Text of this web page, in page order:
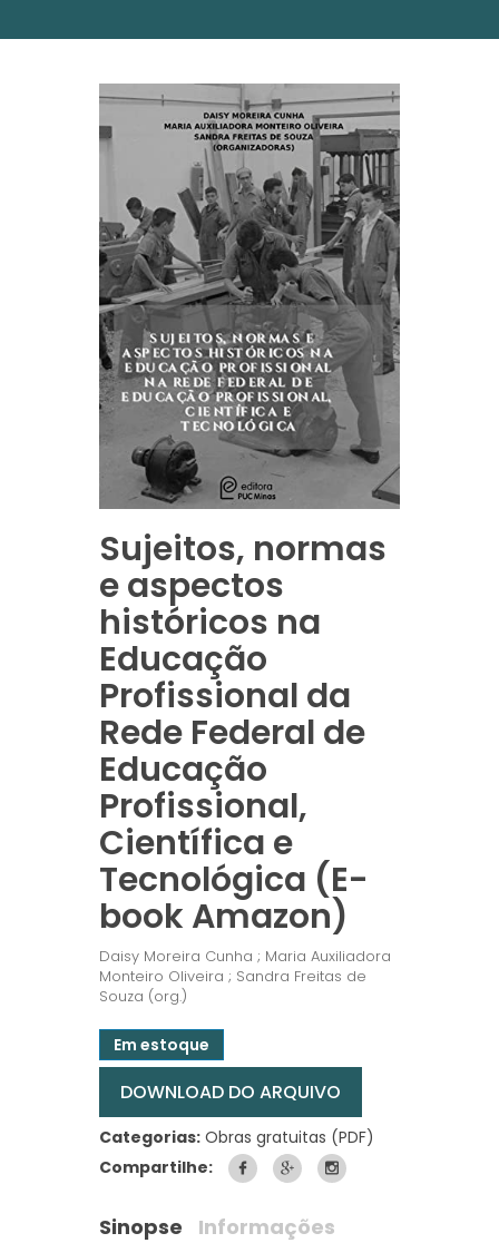
Sujeitos, normas
e aspectos
históricos na
Educação
Profissional da
Rede Federal de
Educação
Profissional,
Científica e
Tecnológica (E-
book Amazon)
Daisy Moreira Cunha ; Maria Auxiliadora
Monteiro Oliveira ; Sandra Freitas de
Souza (org.)
Em estoque
DOWNLOAD DO ARQUIVO
Categorias: Obras gratuitas (PDF)
Compartilhe:
Sinopse Informações